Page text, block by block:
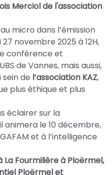
Merciol de l'association
micro dans l’émission
27 novembre 2025 à 12H,
conférence et
de Vannes, mais aussi,
de l’association KAZ,
plus éthique et plus
éclairer sur la
animera le 10 décembre,
et à l’intelligence
La Fourmilière à Ploërmel,
Ploërmel et